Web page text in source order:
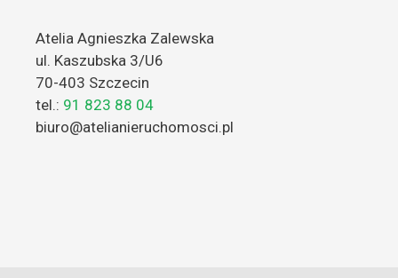
Atelia Agnieszka Zalewska
ul. Kaszubska 3/U6
70-403 Szczecin
tel.: 91 823 88 04
biuro@atelianieruchomosci.pl